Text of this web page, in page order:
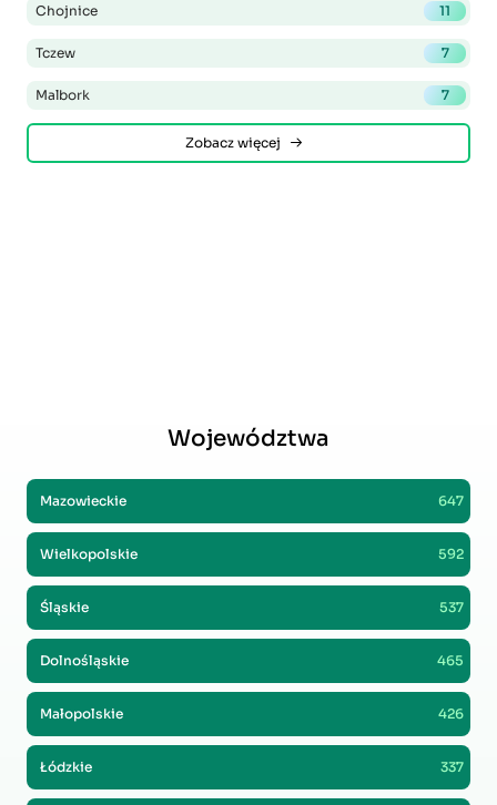
Chojnice 11
Tczew 7
Malbork 7
Zobacz więcej
Województwa
Mazowieckie 647
Wielkopolskie 592
Śląskie 537
Dolnośląskie 465
Małopolskie 426
Łódzkie 337